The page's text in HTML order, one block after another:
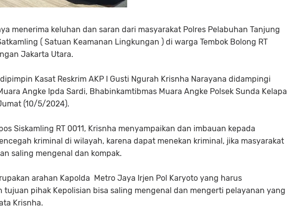
menerima keluhan dan saran dari masyarakat Polres Pelabuhan Tanjung
( Satuan Keamanan Lingkungan ) di warga Tembok Bolong RT
Jakarta Utara.
Kasat Reskrim AKP I Gusti Ngurah Krisnha Narayana didampingi
Angke Ipda Sardi, Bhabinkamtibmas Muara Angke Polsek Sunda Kelapa
(10/5/2024).
Siskamling RT 0011, Krisnha menyampaikan dan imbauan kepada
kriminal di wilayah, karena dapat menekan kriminal, jika masyarakat
saling mengenal dan kompak.
arahan Kapolda Metro Jaya Irjen Pol Karyoto yang harus
tujuan pihak Kepolisian bisa saling mengenal dan mengerti pelayanan yang
Krisnha.